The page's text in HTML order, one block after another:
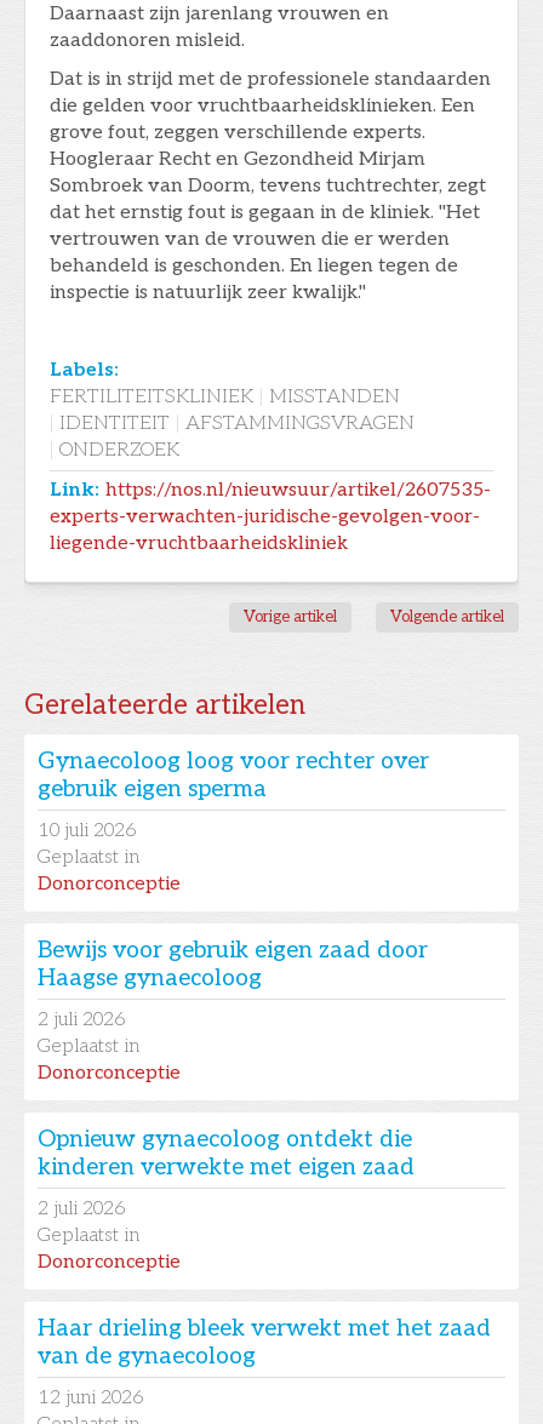
Daarnaast zijn jarenlang vrouwen en
zaaddonoren misleid.
Dat is in strijd met de professionele standaarden
die gelden voor vruchtbaarheidsklinieken. Een
grove fout, zeggen verschillende experts.
Hoogleraar Recht en Gezondheid Mirjam
Sombroek van Doorm, tevens tuchtrechter, zegt
dat het ernstig fout is gegaan in de kliniek. "Het
vertrouwen van de vrouwen die er werden
behandeld is geschonden. En liegen tegen de
inspectie is natuurlijk zeer kwalijk."
Labels:
FERTILITEITSKLINIEK
MISSTANDEN
IDENTITEIT
AFSTAMMINGSVRAGEN
ONDERZOEK
Link: https://nos.nl/nieuwsuur/artikel/2607535-
experts-verwachten-juridische-gevolgen-voor-
liegende-vruchtbaarheidskliniek
Vorige artikel Volgende artikel
Gerelateerde artikelen
Gynaecoloog loog voor rechter over
gebruik eigen sperma
10 juli 2026
Geplaatst in
Donorconceptie
Bewijs voor gebruik eigen zaad door
Haagse gynaecoloog
2 juli 2026
Geplaatst in
Donorconceptie
Opnieuw gynaecoloog ontdekt die
kinderen verwekte met eigen zaad
2 juli 2026
Geplaatst in
Donorconceptie
Haar drieling bleek verwekt met het zaad
van de gynaecoloog
12 juni 2026